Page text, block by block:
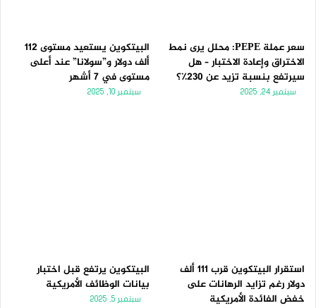
سعر عملة PEPE: محلل يرى نمط
الاختراق وإعادة الاختبار – هل
سيرتفع بنسبة تزيد عن 230٪؟
سبتمبر 24, 2025
البيتكوين يستعيد مستوى 112
ألف دولار و”سولانا” عند أعلى
مستوى في 7 أشهر
سبتمبر 10, 2025
استقرار البيتكوين قرب 111 ألف
دولار رغم تزايد الرهانات على
خفض الفائدة الأمريكية
البيتكوين يرتفع قبل اختبار
بيانات الوظائف الأمريكية
سبتمبر 5, 2025